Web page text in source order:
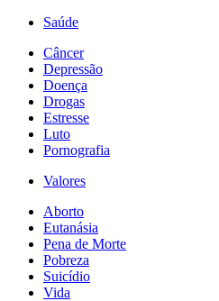
Saúde
Câncer
Depressão
Doença
Drogas
Estresse
Luto
Pornografia
Valores
Aborto
Eutanásia
Pena de Morte
Pobreza
Suicídio
Vida